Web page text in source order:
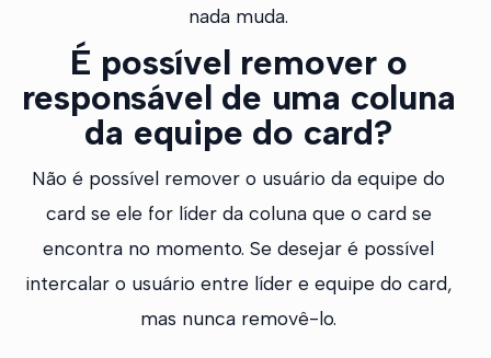
nada muda.
É possível remover o
responsável de uma coluna
da equipe do card?
Não é possível remover o usuário da equipe do
card se ele for líder da coluna que o card se
encontra no momento. Se desejar é possível
intercalar o usuário entre líder e equipe do card,
mas nunca removê-lo.